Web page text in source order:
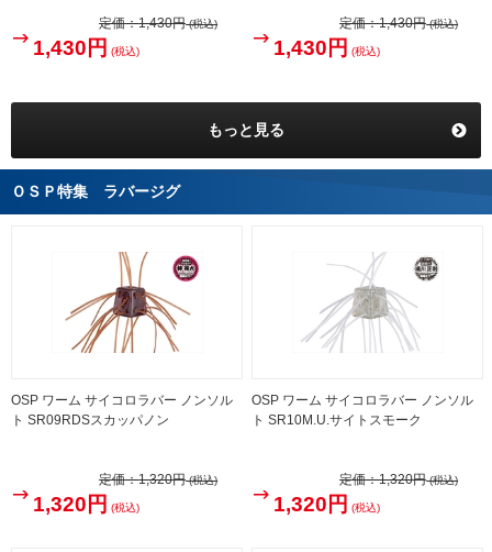
定価：1,430円(税込)
1,430円 (税込)
定価：1,430円(税込)
1,430円 (税込)
もっと見る
ＯＳＰ特集 ラバージグ
OSP ワーム サイコロラバー ノンソル
ト SR09RDSスカッパノン
定価：1,320円(税込)
1,320円 (税込)
OSP ワーム サイコロラバー ノンソル
ト SR10M.U.サイトスモーク
定価：1,320円(税込)
1,320円 (税込)